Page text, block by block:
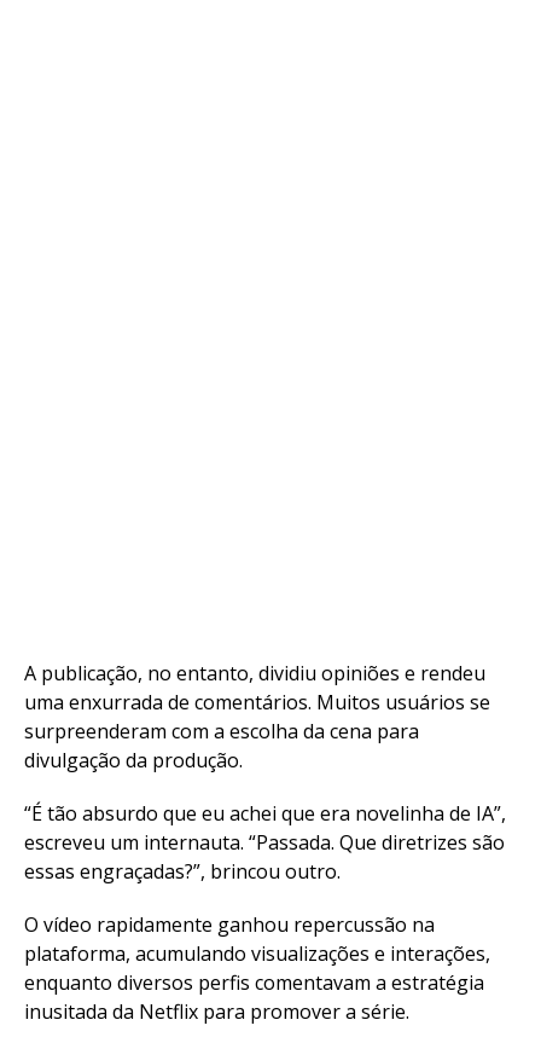
A publicação, no entanto, dividiu opiniões e rendeu
uma enxurrada de comentários. Muitos usuários se
surpreenderam com a escolha da cena para
divulgação da produção.
“É tão absurdo que eu achei que era novelinha de IA”,
escreveu um internauta. “Passada. Que diretrizes são
essas engraçadas?”, brincou outro.
O vídeo rapidamente ganhou repercussão na
plataforma, acumulando visualizações e interações,
enquanto diversos perfis comentavam a estratégia
inusitada da Netflix para promover a série.